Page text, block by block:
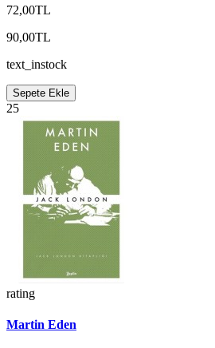
72,00TL
90,00TL
text_instock
Sepete Ekle
25
rating
Martin Eden